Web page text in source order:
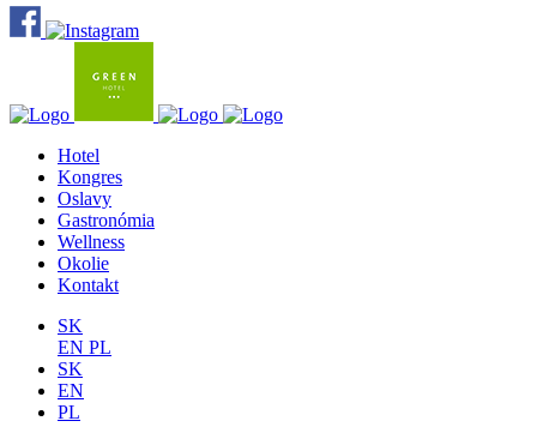
Hotel
Kongres
Oslavy
Gastronómia
Wellness
Okolie
Kontakt
SK
EN PL
SK
EN
PL